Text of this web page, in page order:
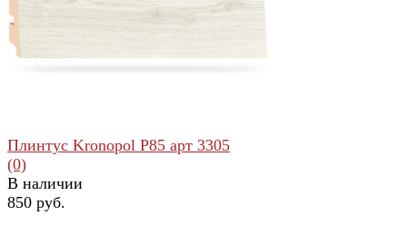
Плинтус Kronopol Р85 арт 3305
(0)
В наличии
850 руб.